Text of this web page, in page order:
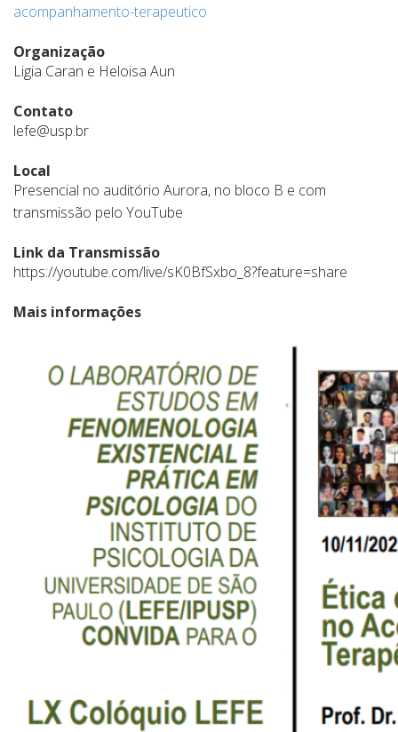
acompanhamento-terapeutico
Organização
Ligia Caran e Heloisa Aun
Contato
lefe@usp.br
Local
Presencial no auditório Aurora, no bloco B e com
transmissão pelo YouTube
Link da Transmissão
https://youtube.com/live/sK0BfSxbo_8?feature=share
Mais informações